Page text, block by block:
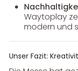
Waytoplay
modern und
Unser Fazit: